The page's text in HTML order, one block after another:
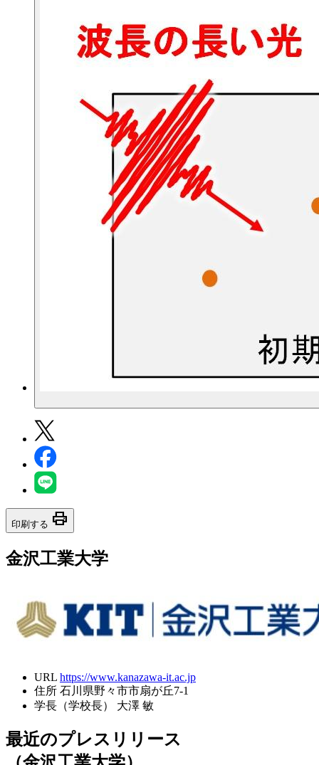
印刷する print
金沢工業大学
URL https://www.kanazawa-it.ac.jp
住所 石川県野々市市扇が丘7-1
学長（学校長）
大澤 敏
最近のプレスリリース